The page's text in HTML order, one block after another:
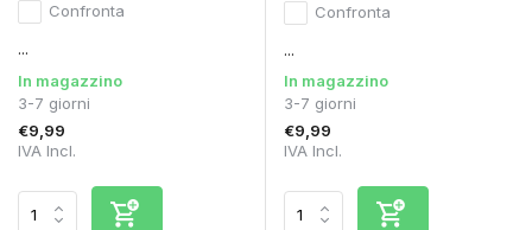
Confronta
...
In magazzino
3-7 giorni
€9,99
IVA Incl.
Confronta
...
In magazzino
3-7 giorni
€9,99
IVA Incl.